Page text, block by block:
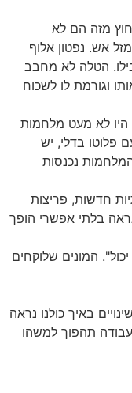
חוץ מזה הם לא
אש. נפטון אלוף
הטלה לא מחבב
וגורמת לו לשכוח
לא מעט מלחמות
פלוטו בדלי, יש
נכנסות
חדשות, פריצות
בלתי אפשרי הופך
המונים שלוקחים
באיך כולנו נראה
תהפוך למשהו